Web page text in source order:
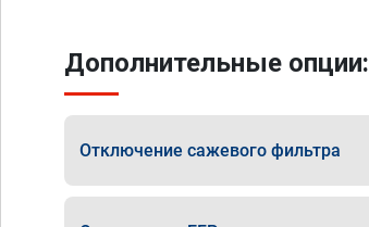
Дополнительные опции:
Отключение сажевого фильтра